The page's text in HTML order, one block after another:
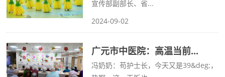
宣传部副部长、省...
2024-09-02
广元市中医院：高温当前...
冯奶奶：苟护士长，今天又是39&deg;，